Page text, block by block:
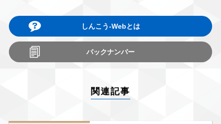
しんこう-Webとは
バックナンバー
関連記事